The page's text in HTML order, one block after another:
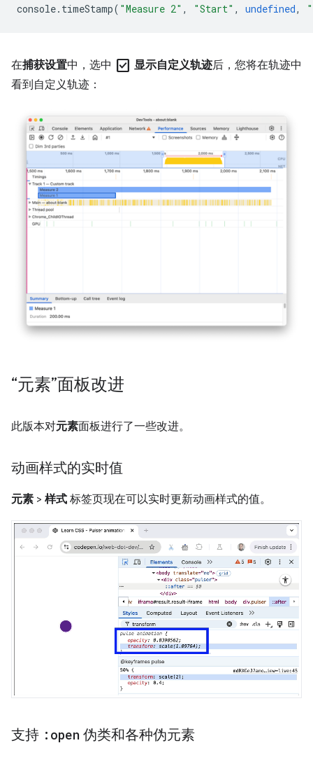
console. timeStamp( "Measure 2" , "Start" , undefined,
在捕获设置中，选中 check_box 显示自定义轨迹后，您将在轨迹中
看到自定义轨迹：
“元素”面板改进
此版本对元素面板进行了一些改进。
动画样式的实时值
元素 > 样式 标签页现在可以实时更新动画样式的值。
支持 :open 伪类和各种伪元素